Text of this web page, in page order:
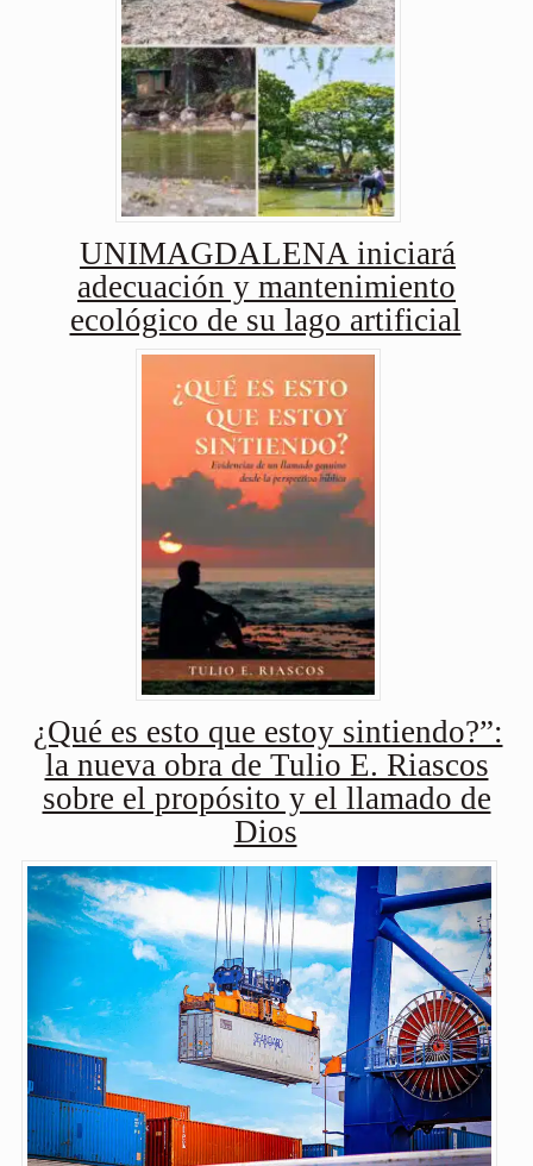
UNIMAGDALENA iniciará
adecuación y mantenimiento
ecológico de su lago artificial
¿Qué es esto que estoy sintiendo?”:
la nueva obra de Tulio E. Riascos
sobre el propósito y el llamado de
Dios